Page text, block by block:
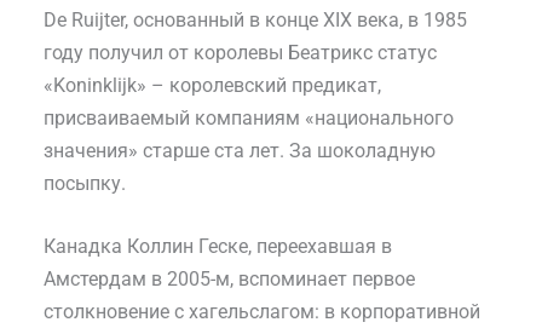
De Ruijter, основанный в конце XIX века, в 1985
году получил от королевы Беатрикс статус
«Koninklijk» – королевский предикат,
присваиваемый компаниям «национального
значения» старше ста лет. За шоколадную
посыпку.
Канадка Коллин Геске, переехавшая в
Амстердам в 2005-м, вспоминает первое
столкновение с хагельслагом: в корпоративной